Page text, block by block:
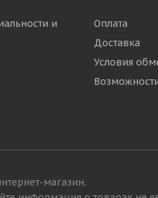
и
Оплата
Доставка
Условия
магазин.